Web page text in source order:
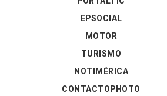
EPSOCIAL
MOTOR
TURISMO
NOTIMÉRICA
CONTACTOPHOTO